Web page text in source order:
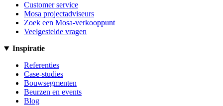
Customer service
Mosa projectadviseurs
Zoek een Mosa-verkooppunt
Veelgestelde vragen
Inspiratie
Referenties
Case-studies
Bouwsegmenten
Beurzen en events
Blog